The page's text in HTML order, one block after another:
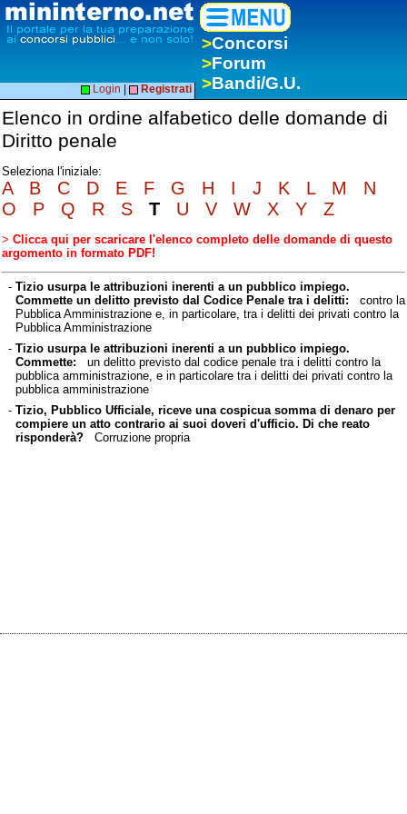
>Concorsi
>Forum
>Bandi/G.U.
Login Registrati
Elenco in ordine alfabetico delle domande di
Diritto penale
Seleziona l'iniziale:
A B C D E F G H I J K L M
N
O
P Q R S T U V W X Y Z
> Clicca qui per scaricare l'elenco completo delle domande di questo
argomento in formato PDF!
- Tizio usurpa le attribuzioni inerenti a un pubblico impiego.
Commette un delitto previsto dal Codice Penale tra i delitti: contro la
Pubblica Amministrazione e, in particolare, tra i delitti dei privati contro la
Pubblica Amministrazione
- Tizio usurpa le attribuzioni inerenti a un pubblico impiego.
Commette: un delitto previsto dal codice penale tra i delitti contro la
pubblica amministrazione, e in particolare tra i delitti dei privati contro la
pubblica amministrazione
- Tizio, Pubblico Ufficiale, riceve una cospicua somma di denaro per
compiere un atto contrario ai suoi doveri d'ufficio. Di che reato
risponderà?Corruzione propria